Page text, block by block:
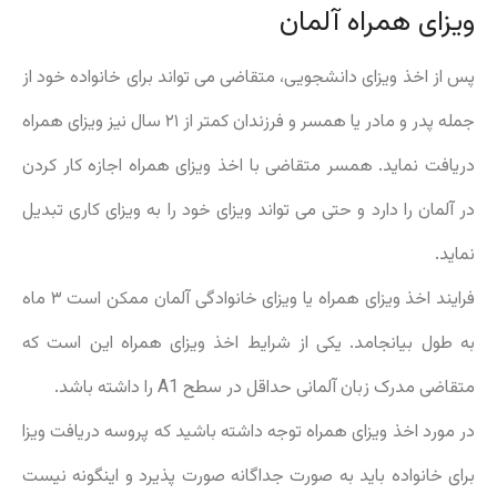
ویزای همراه آلمان
پس از اخذ ویزای دانشجویی، متقاضی می تواند برای خانواده خود از
جمله پدر و مادر یا همسر و فرزندان کمتر از ۲۱ سال نیز ویزای همراه
دریافت نماید. همسر متقاضی با اخذ ویزای همراه اجازه کار کردن
در آلمان را دارد و حتی می تواند ویزای خود را به ویزای کاری تبدیل
نماید.
فرایند اخذ ویزای همراه یا ویزای خانوادگی آلمان ممکن است ۳ ماه
به طول بیانجامد. یکی از شرایط اخذ ویزای همراه این است که
متقاضی مدرک زبان آلمانی حداقل در سطح A1 را داشته باشد.
در مورد اخذ ویزای همراه توجه داشته باشید که پروسه دریافت ویزا
برای خانواده باید به صورت جداگانه صورت پذیرد و اینگونه نیست